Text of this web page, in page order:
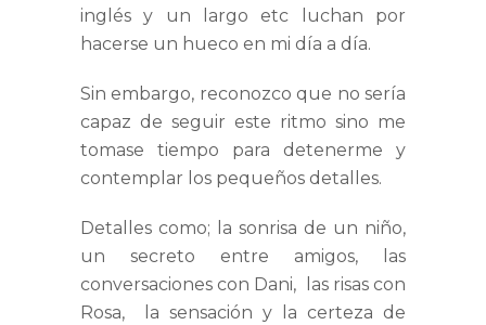
inglés y un largo etc luchan por
hacerse un hueco en mi día a día.
Sin embargo, reconozco que no sería
capaz de seguir este ritmo sino me
tomase tiempo para detenerme y
contemplar los pequeños detalles.
Detalles como; la sonrisa de un niño,
un secreto entre amigos, las
conversaciones con Dani, las risas con
Rosa, la sensación y la certeza de